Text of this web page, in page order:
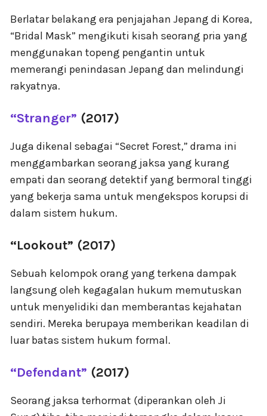
Berlatar belakang era penjajahan Jepang di Korea,
“Bridal Mask” mengikuti kisah seorang pria yang
menggunakan topeng pengantin untuk
memerangi penindasan Jepang dan melindungi
rakyatnya.
“Stranger” (2017)
Juga dikenal sebagai “Secret Forest,” drama ini
menggambarkan seorang jaksa yang kurang
empati dan seorang detektif yang bermoral tinggi
yang bekerja sama untuk mengekspos korupsi di
dalam sistem hukum.
“Lookout” (2017)
Sebuah kelompok orang yang terkena dampak
langsung oleh kegagalan hukum memutuskan
untuk menyelidiki dan memberantas kejahatan
sendiri. Mereka berupaya memberikan keadilan di
luar batas sistem hukum formal.
“Defendant” (2017)
Seorang jaksa terhormat (diperankan oleh Ji